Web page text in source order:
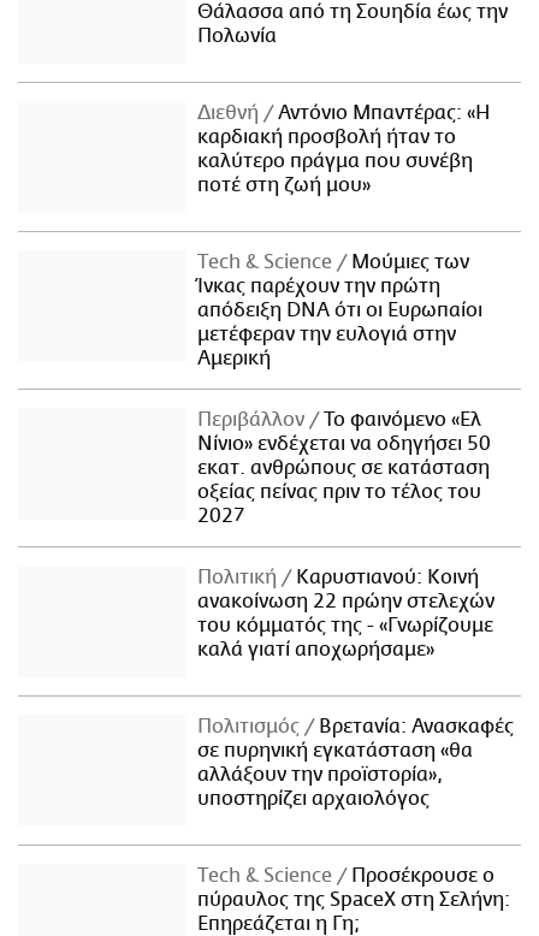
Θάλασσα από τη Σουηδία έως την
Πολωνία
Διεθνή
Αντόνιο Μπαντέρας: «Η
καρδιακή προσβολή ήταν το
καλύτερο πράγμα που συνέβη
ποτέ στη ζωή μου»
Τech & Science
Μούμιες των
Ίνκας παρέχουν την πρώτη
απόδειξη DNA ότι οι Ευρωπαίοι
μετέφεραν την ευλογιά στην
Αμερική
Περιβάλλον
Το φαινόμενο «Ελ
Νίνιο» ενδέχεται να οδηγήσει 50
εκατ. ανθρώπους σε κατάσταση
οξείας πείνας πριν το τέλος του
2027
Πολιτική
Καρυστιανού: Κοινή
ανακοίνωση 22 πρώην στελεχών
του κόμματός της - «Γνωρίζουμε
καλά γιατί αποχωρήσαμε»
Πολιτισμός
Βρετανία: Ανασκαφές
σε πυρηνική εγκατάσταση «θα
αλλάξουν την προϊστορία»,
υποστηρίζει αρχαιολόγος
Τech & Science
Προσέκρουσε ο
πύραυλος της SpaceX στη Σελήνη:
Επηρεάζεται η Γη;